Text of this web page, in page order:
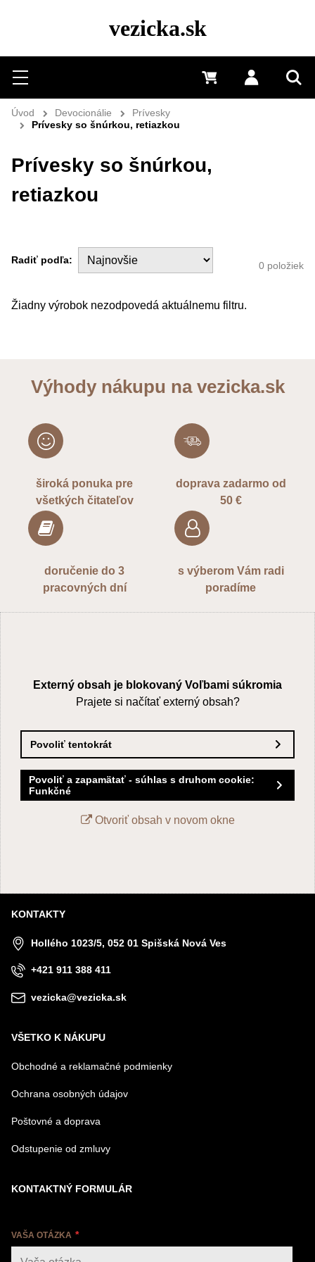
vezicka.sk
Hľadať
Menu Prihlásiť
0 €
Úvod Devocionálie
Prívesky
Prívesky so šnúrkou, retiazkou
Prívesky so šnúrkou,
retiazkou
Radiť podľa: 0 položiek
Výhody nákupu na vezicka.sk
široká ponuka pre
všetkých čitateľov
doprava zadarmo od
50 €
doručenie do 3
pracovných dní
s výberom Vám radi
poradíme
Externý obsah je blokovaný Voľbami súkromia
Prajete si načítať externý obsah?
Povoliť tentokrát
Povoliť a zapamätať - súhlas s druhom cookie:
Funkčné
Otvoriť obsah v novom okne
KONTAKTY
Hollého 1023/5, 052 01 Spišská Nová Ves
+421 911 388 411
vezicka@vezicka.sk
VŠETKO K NÁKUPU
Obchodné a reklamačné podmienky
Ochrana osobných údajov
Poštovné a doprava
Odstupenie od zmluvy
KONTAKTNÝ FORMULÁR
VAŠA OTÁZKA